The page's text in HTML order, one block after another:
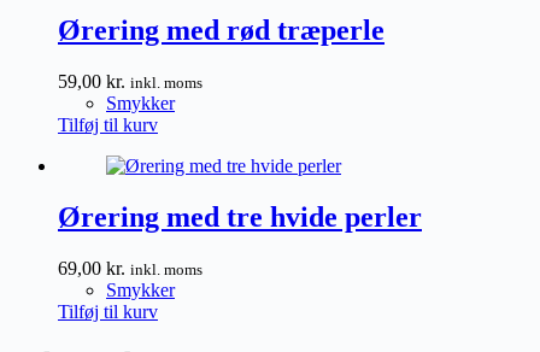
Ørering med rød træperle
59,00 kr. inkl. moms
Smykker
Tilføj til kurv
Ørering med tre hvide perler
69,00 kr. inkl. moms
Smykker
Tilføj til kurv